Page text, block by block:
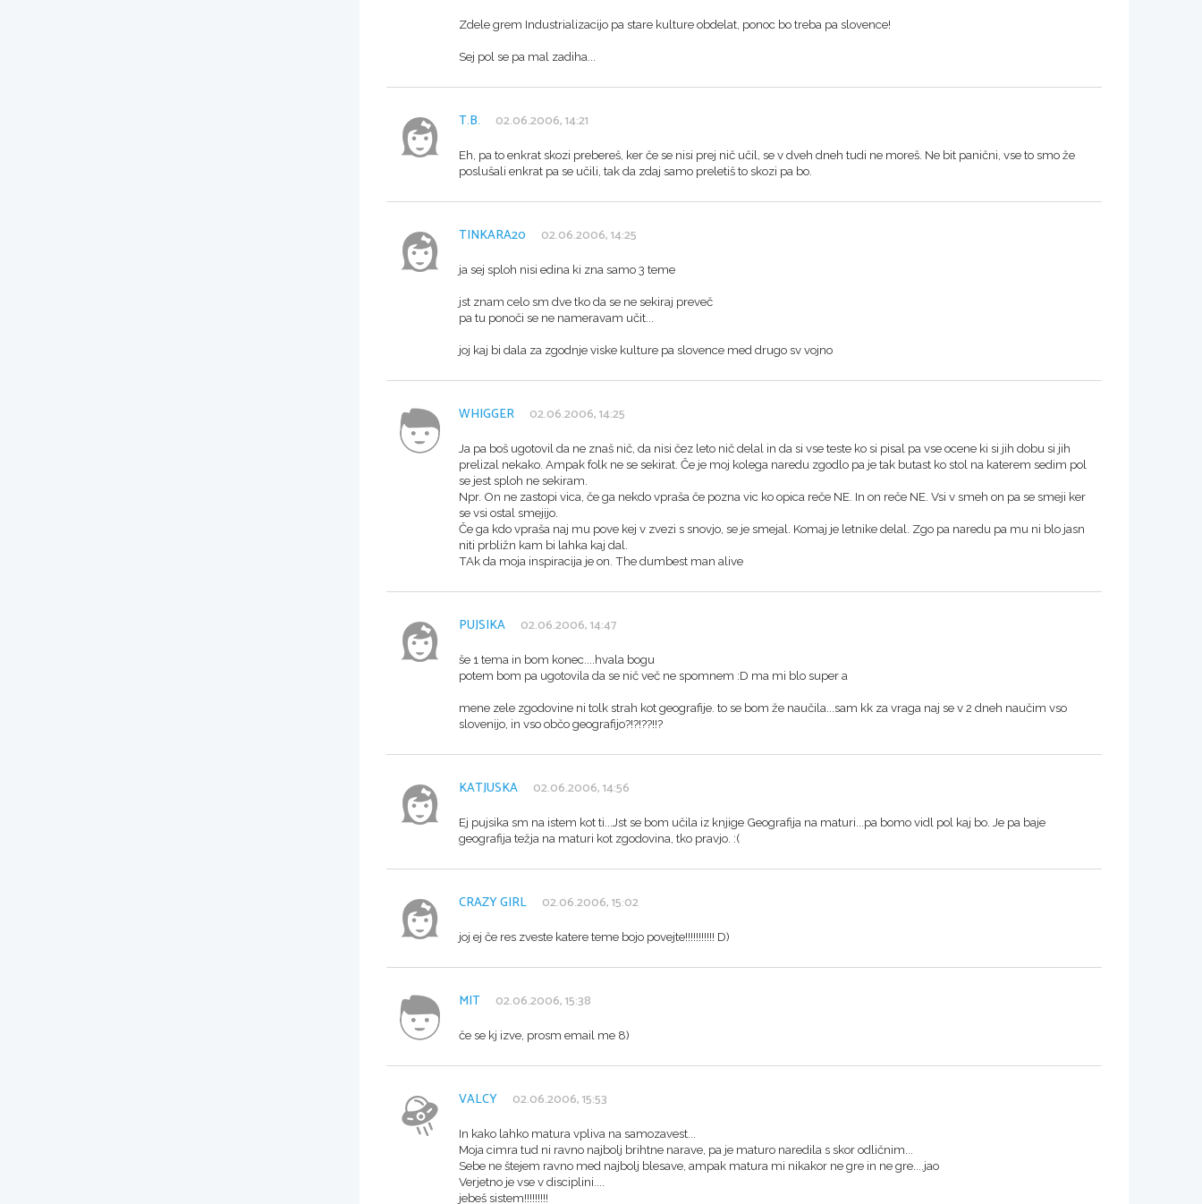
Zdele grem Industrializacijo pa stare kulture obdelat, ponoc bo treba pa slovence!
Sej pol se pa mal zadiha...
T.B. 02.06.2006, 14:21
Eh, pa to enkrat skozi prebereš, ker če se nisi prej nič učil, se v dveh dneh tudi ne moreš. Ne bit panični, vse to smo že
poslušali enkrat pa se učili, tak da zdaj samo preletiš to skozi pa bo.
TINKARA20 02.06.2006, 14:25
ja sej sploh nisi edina ki zna samo 3 teme
jst znam celo sm dve tko da se ne sekiraj preveč
pa tu ponoči se ne nameravam učit...
joj kaj bi dala za zgodnje viske kulture pa slovence med drugo sv vojno
WHIGGER 02.06.2006, 14:25
Ja pa boš ugotovil da ne znaš nič, da nisi čez leto nič delal in da si vse teste ko si pisal pa vse ocene ki si jih dobu si jih
prelizal nekako. Ampak folk ne se sekirat. Če je moj kolega naredu zgodlo pa je tak butast ko stol na katerem sedim pol
se jest sploh ne sekiram.
Npr. On ne zastopi vica, če ga nekdo vpraša če pozna vic ko opica reče NE. In on reče NE. Vsi v smeh on pa se smeji ker
se vsi ostal smejijo.
Če ga kdo vpraša naj mu pove kej v zvezi s snovjo, se je smejal. Komaj je letnike delal. Zgo pa naredu pa mu ni blo jasn
niti prbližn kam bi lahka kaj dal.
TAk da moja inspiracija je on. The dumbest man alive
PUJSIKA 02.06.2006, 14:47
še 1 tema in bom konec....hvala bogu
potem bom pa ugotovila da se nič več ne spomnem :D ma mi blo super a
mene zele zgodovine ni tolk strah kot geografije. to se bom že naučila...sam kk za vraga naj se v 2 dneh naučim vso
slovenijo, in vso občo geografijo?!?!??!!?
KATJUSKA 02.06.2006, 14:56
Ej pujsika sm na istem kot ti...Jst se bom učila iz knjige Geografija na maturi...pa bomo vidl pol kaj bo. Je pa baje
geografija težja na maturi kot zgodovina, tko pravjo. :(
CRAZY GIRL 02.06.2006, 15:02
joj ej če res zveste katere teme bojo povejte!!!!!!!!!!! D)
MIT 02.06.2006, 15:38
če se kj izve, prosm email me 8)
VALCY 02.06.2006, 15:53
In kako lahko matura vpliva na samozavest...
Moja cimra tud ni ravno najbolj brihtne narave, pa je maturo naredila s skor odličnim...
Sebe ne štejem ravno med najbolj blesave, ampak matura mi nikakor ne gre in ne gre....jao
Verjetno je vse v disciplini....
jebeš sistem!!!!!!!!!